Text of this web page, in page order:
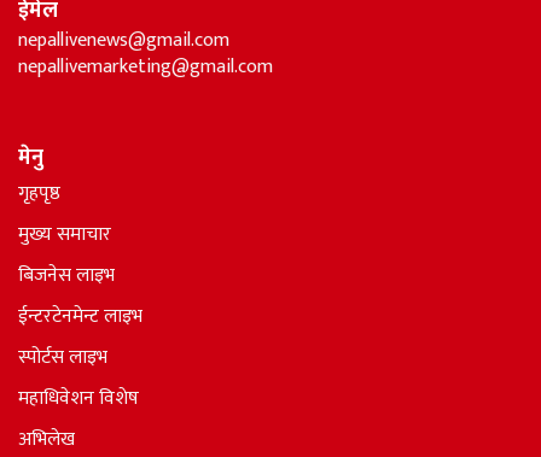
ईमेल
nepallivenews@gmail.com
nepallivemarketing@gmail.com
मेनु
गृहपृष्ठ
मुख्य समाचार
बिजनेस लाइभ
ईन्टरटेनमेन्ट लाइभ
स्पोर्टस लाइभ
महाधिवेशन विशेष
अभिलेख